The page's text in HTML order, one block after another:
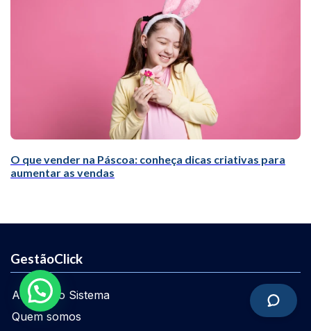
O que vender na Páscoa: conheça dicas criativas para
aumentar as vendas
GestãoClick
Acessar o Sistema
Quem somos